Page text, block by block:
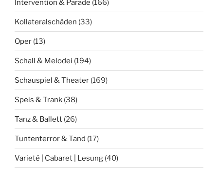
Intervention & Parade (166)
Kollateralschäden (33)
Oper (13)
Schall & Melodei (194)
Schauspiel & Theater (169)
Speis & Trank (38)
Tanz & Ballett (26)
Tuntenterror & Tand (17)
Varieté | Cabaret | Lesung (40)